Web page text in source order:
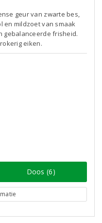
geur van zwarte bes,
en mildzoet van smaak
gebalanceerde frisheid.
eiken.
Doos (6)